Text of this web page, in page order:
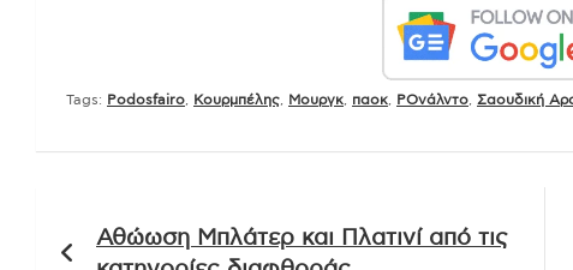
Tags: Podosfairo Κουρμπέλης Μουργκ παοκ ΡΟνάλντο Σαουδική
άρθρων
Αθώωση Μπλάτερ και Πλατινί από τις